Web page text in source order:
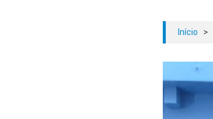
Início >